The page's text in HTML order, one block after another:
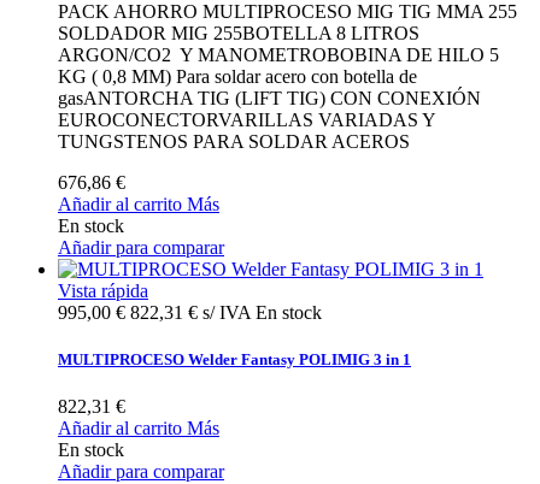
PACK AHORRO MULTIPROCESO MIG TIG MMA 255
SOLDADOR MIG 255BOTELLA 8 LITROS
ARGON/CO2 Y MANOMETROBOBINA DE HILO 5
KG ( 0,8 MM) Para soldar acero con botella de
gasANTORCHA TIG (LIFT TIG) CON CONEXIÓN
EUROCONECTORVARILLAS VARIADAS Y
TUNGSTENOS PARA SOLDAR ACEROS
676,86 €
Añadir al carrito Más
En stock
Añadir para comparar
Vista rápida
995,00 € 822,31 € s/ IVA En stock
MULTIPROCESO Welder Fantasy POLIMIG 3 in 1
822,31 €
Añadir al carrito Más
En stock
Añadir para comparar